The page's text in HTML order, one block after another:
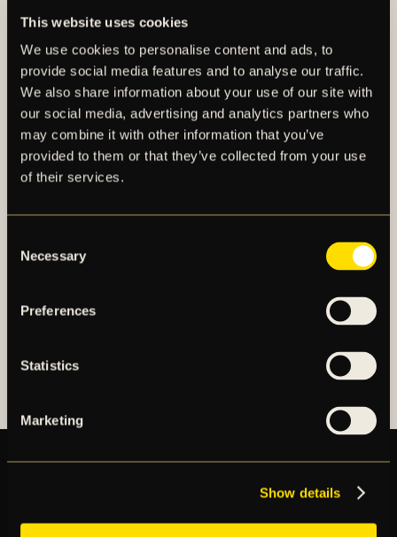
This website uses cookies
We use cookies to personalise content and ads, to
provide social media features and to analyse our traffic.
We also share information about your use of our site with
our social media, advertising and analytics partners who
may combine it with other information that you’ve
provided to them or that they’ve collected from your use
of their services.
Selection
Necessary
Preferences
Statistics
Marketing
Show details
AIK – SEDAN 1891
AIK Fotboll AB bedriver AIK Fotbollsförenings
spelar i OBOS Damallsvenskan. AIK Fotboll AB är
noterat på NGM Nordic Growth Market Stockholm.
ÅRSKORT